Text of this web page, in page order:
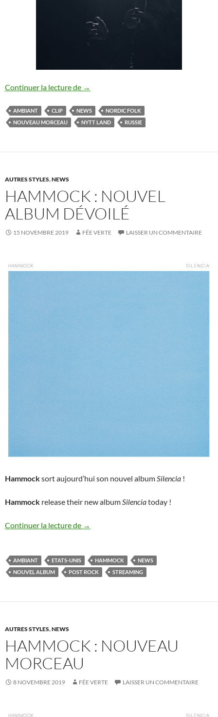
Continuer la lecture de Nytt Land : nouveau morceau
→
AMBIANT CLIP NEWS
NORDIC FOLK
NOUVEAU MORCEAU
NYTT LAND RUSSIE
AUTRES STYLES,NEWS
HAMMOCK : NOUVEL
ALBUM DÉVOILÉ
15 NOVEMBRE 2019 FÉE VERTE LAISSER UN COMMENTAIRE
Hammocksort aujourd’hui son nouvel albumSilencia !
Hammock release their new albumSilenciatoday !
Continuer la lecture de Hammock : nouvel album dévoilé
→
AMBIANT ETATS-UNIS HAMMOCK
NEWS
NOUVEL ALBUM
POST ROCK STREAMING
AUTRES STYLES,NEWS
HAMMOCK : NOUVEAU
MORCEAU
8 NOVEMBRE 2019 FÉE VERTE LAISSER UN COMMENTAIRE